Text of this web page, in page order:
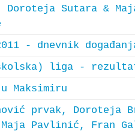
Sutara &
- dnevnik
liga -
Maksimiru
prvak, Doroteja
Maja Pavlinić, Fran